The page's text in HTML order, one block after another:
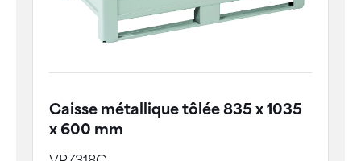
Caisse métallique tôlée 835 x 1035
x 600 mm